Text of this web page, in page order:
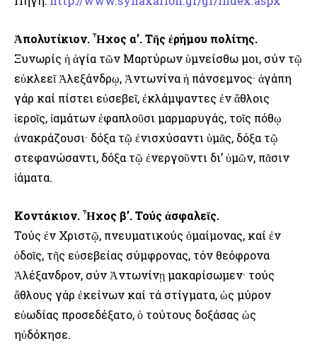
Ἀπολυτίκιον. Ἦχος α’. Τῆς ἐρήμου πολίτης.
Ξυνωρίς ἡ ἁγία τῶν Μαρτύρων ὑμνείσθω μοι, σύν τῷ
εὐκλεεῖ Ἀλεξάνδρῳ, Ἀντωνίνα ἡ πάνσεμνος· ἀγάπη
γάρ καί πίστει εὐσεβεῖ, ἐκλάμψαντες ἐν ἄθλοις
ἱεροῖς, ἰαμάτων ἐφαπλοῦσι μαρμαρυγάς, τοῖς πόθῳ
ἀνακράζουσι· δόξα τῷ ἐνισχύσαντι ὑμᾶς, δόξα τῷ
στεφανώσαντι, δόξα τῷ ἐνεργοῦντι δι’ ὑμῶν, πᾶσιν
ἰάματα.
Κοντάκιον. Ἦχος β’. Τούς ἀσφαλεῖς.
Τούς ἐν Χριστῷ, πνευματικούς ὁμαίμονας, καί ἐν
ὁδοῖς, τῆς εὐσεβείας σύμφρονας, τόν θεόφρονα
Ἀλέξανδρον, σύν Ἀντωνίνῃ μακαρίσωμεν· τούς
ἄθλους γάρ ἐκείνων καί τά στίγματα, ὡς μύρον
εὐωδίας προσεδέξατο, ὁ τούτους δοξάσας ὡς
ηὐδόκησε.